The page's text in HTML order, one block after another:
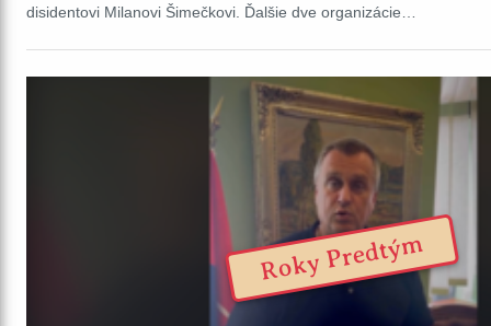
disidentovi Milanovi Šimečkovi. Ďalšie dve organizácie…
Roky Predtým